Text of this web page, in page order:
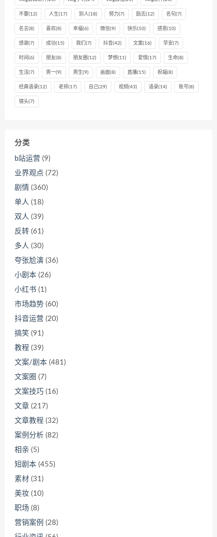
不要(12) 人生(17) 别人(18) 努力(7) 励志(12) 名句(7)
名言 (8) 喜欢(8) 幸福(6) 微信(9) 快乐(10) 感恩(10)
感谢(7) 成功(15) 我们 (7) 抖音(42) 文案(16) 早安(7)
时间 (6) 朋友(8) 朋友圈 (12) 梦想(11) 爱情(17) 生命(8)
生活(7) 男一(9) 男生(9) 画面(8) 直播(15) 祝福(8)
经典语录(12) 老师(17) 自己(29) 视频(43) 语录(14) 账号(8)
镜头(7)
分类
b站运营 (9)
业界观点 (72)
剧情 (360)
单人 (18)
双人 (39)
反转 (61)
多人 (30)
夸张尬演 (36)
小剧本 (26)
小红书 (1)
市场趋势 (60)
抖音运营 (20)
搞笑 (91)
教程 (39)
文案/剧本 (481)
文案圈 (7)
文案技巧 (16)
文章 (217)
文章教程 (32)
案例分析 (82)
相亲 (5)
短剧本 (455)
素材 (31)
美妆 (10)
职场 (8)
营销案例 (28)